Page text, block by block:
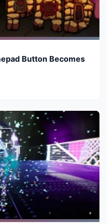
Button Becomes